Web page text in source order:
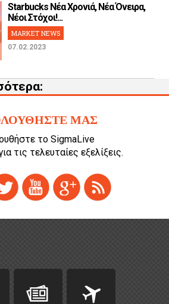
Starbucks Νέα Χρονιά, Νέα Όνειρα,
Νέοι Στόχοι!...
MARKET NEWS
07.02.2023
ΜΑΣ
το SigmaLive
τις τελευταίες εξελίξεις.